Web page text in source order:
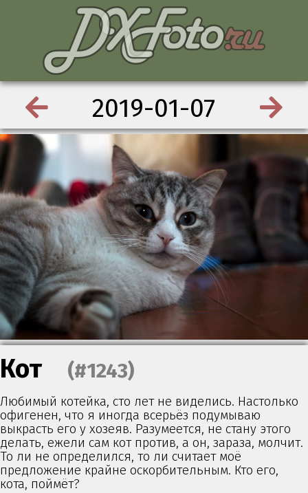
2019-01-07
Кот (#1243)
Любимый котейка, сто лет не виделись. Настолько
офигенен, что я иногда всерьёз подумываю
выкрасть его у хозеяв. Разумеется, не стану этого
делать, ежели сам кот против, а он, зараза, молчит.
То ли не определился, то ли считает моё
предложение крайне оскорбительным. Кто его,
кота, поймёт?